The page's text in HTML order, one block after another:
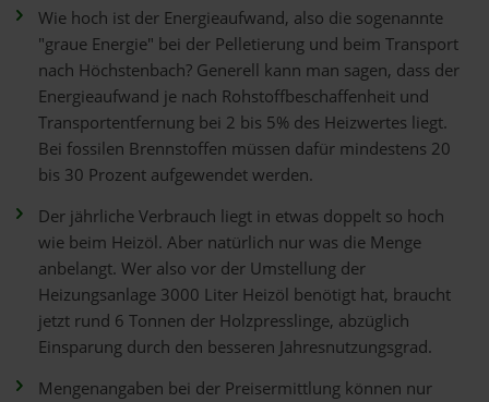
Wie hoch ist der Energieaufwand, also die sogenannte
"graue Energie" bei der Pelletierung und beim Transport
nach Höchstenbach? Generell kann man sagen, dass der
Energieaufwand je nach Rohstoffbeschaffenheit und
Transportentfernung bei 2 bis 5% des Heizwertes liegt.
Bei fossilen Brennstoffen müssen dafür mindestens 20
bis 30 Prozent aufgewendet werden.
Der jährliche Verbrauch liegt in etwas doppelt so hoch
wie beim Heizöl. Aber natürlich nur was die Menge
anbelangt. Wer also vor der Umstellung der
Heizungsanlage 3000 Liter Heizöl benötigt hat, braucht
jetzt rund 6 Tonnen der Holzpresslinge, abzüglich
Einsparung durch den besseren Jahresnutzungsgrad.
Mengenangaben bei der Preisermittlung können nur